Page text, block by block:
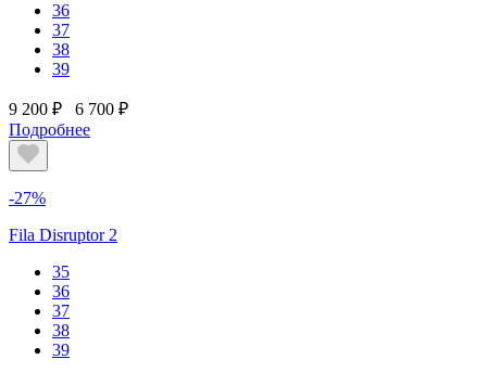
36
37
38
39
9 200 ₽
6 700 ₽
Подробнее
-27%
Fila Disruptor 2
35
36
37
38
39